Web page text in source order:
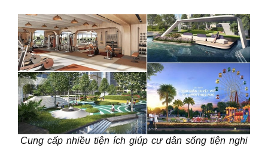
Cung cấp nhiều tiện ích giúp cư dân sống tiện nghi